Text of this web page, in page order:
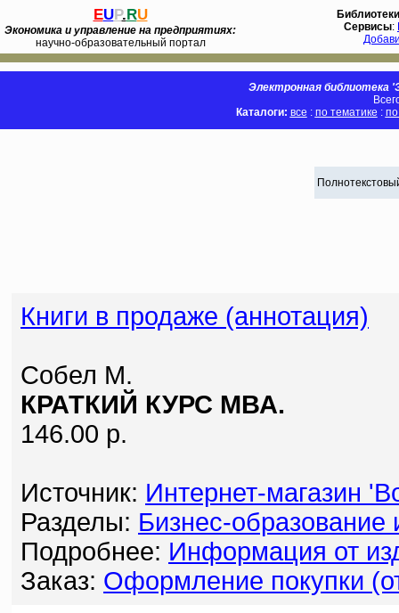
EUP.RU
Экономика и управление на предприятиях:
научно-образовательный портал
Библиотеки
Сервисы:
Электронная библиотека
Каталоги: все : по тематике :
Книги в продаже (аннотация)
Собел М.
КРАТКИЙ КУРС МВА.
146.00 р.
Источник: Интернет-магазин
Разделы: Бизнес-образование
Подробнее: Информация от
Заказ: Оформление покупки